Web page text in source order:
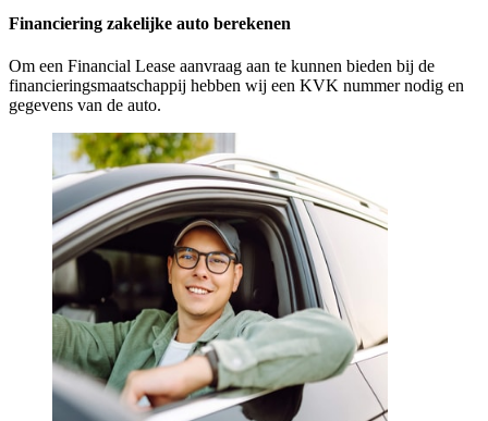
Financiering zakelijke auto berekenen
Om een Financial Lease aanvraag aan te kunnen bieden bij de
financieringsmaatschappij hebben wij een KVK nummer nodig en
gegevens van de auto.